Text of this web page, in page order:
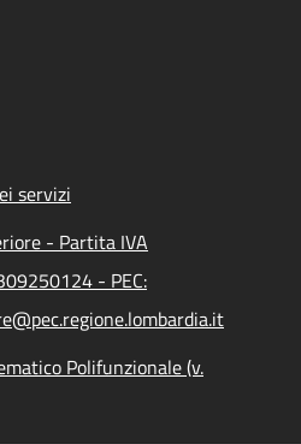
servizi
- Partita IVA
- PEC:
Polifunzionale (v.